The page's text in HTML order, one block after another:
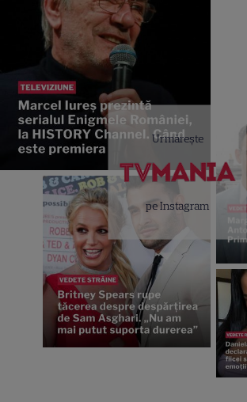
Urmărește
pe Instagram